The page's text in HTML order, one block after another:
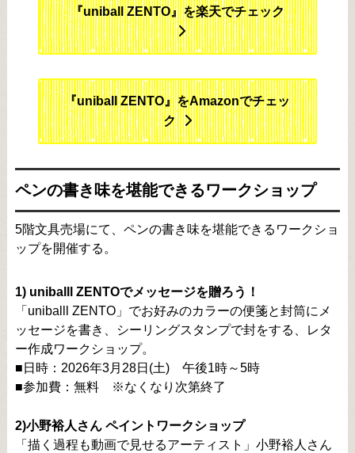
『uniball ZENTO』を楽天でチェック
『uniball ZENTO』をAmazonでチェッ
ク
ペンの書き味を堪能できるワークショップ
5階文具売場にて、ペンの書き味を堪能できるワークショ
ップを開催する。
1) uniballl ZENTOでメッセージを贈ろう！
「uniballl ZENTO」でお好みのカラーの便箋と封筒にメ
ッセージを書き、シーリングスタンプで封をする、レタ
ー作成ワークショップ。
■日時：2026年3月28日(土) 午後1時～5時
■参加費：無料 ※なくなり次第終了
2)小野裕人さん ペイントワークショップ
「描く過程も動画で見せるアーティスト」小野裕人さん